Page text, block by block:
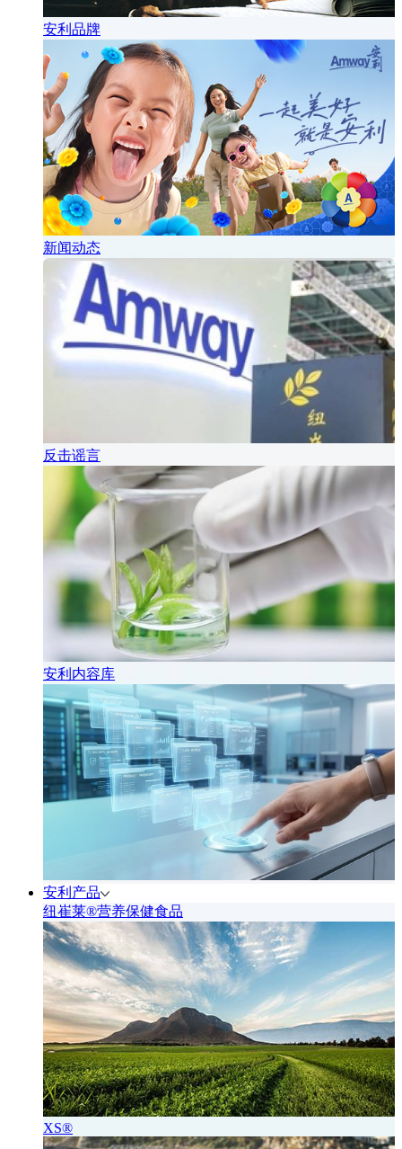
安利品牌
新闻动态
反击谣言
安利内容库
安利产品
纽崔莱®营养保健食品
XS®